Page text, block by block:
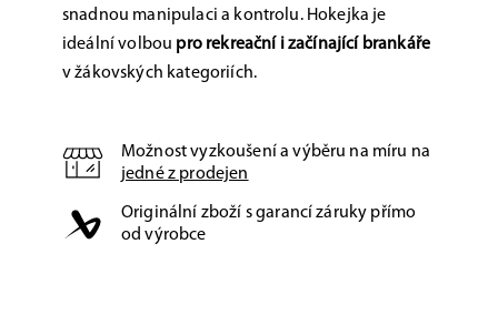
snadnou manipulaci a kontrolu. Hokejka je
ideální volbou pro rekreační i začínající brankáře
v žákovských kategoriích.
Možnost vyzkoušení a výběru na míru na
jedné z prodejen
Originální zboží s garancí záruky přímo
od výrobce